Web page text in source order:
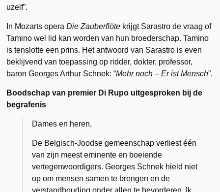
uzelf”.
In Mozarts operaDie Zauberflöte krijgt Sarastro de vraag of
Tamino wel lid kan worden van hun broederschap. Tamino
is tenslotte een prins. Het antwoord van Sarastro is even
beklijvend van toepassing op ridder, dokter, professor,
baron Georges Arthur Schnek: “Mehr noch ‒ Er ist Mensch”.
Boodschap van premier Di Rupo uitgesproken bij de
begrafenis
Dames en heren,
De Belgisch-Joodse gemeenschap verliest één
van zijn meest eminente en boeiende
vertegenwoordigers. Georges Schnek hield niet
op om mensen samen te brengen en de
verstandhouding onder allen te bevorderen. Ik